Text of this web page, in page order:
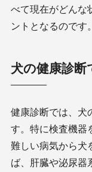
べて現在がどんな
ントとなるのです。
犬の健康診断
健康診断では、犬
す。特に検査機器
難しい病気から犬
ば、肝臓や泌尿器